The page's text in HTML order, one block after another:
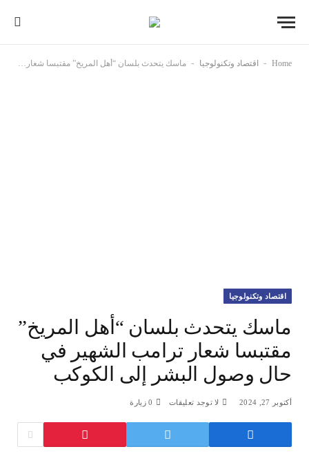
Home
- اقتصاد وتكنولوجيا - ماسك يتحدث بلسان “أهل المريخ” مقتبسا شعار ترامب الشهير في حال وصول البشر إلى الكوكب
اقتصاد وتكنولوجيا
ماسك يتحدث بلسان “أهل المريخ”
مقتبسا شعار ترامب الشهير في
حال وصول البشر إلى الكوكب
أكتوبر 27, 2024 لا توجد تعليقات 0 زيارة